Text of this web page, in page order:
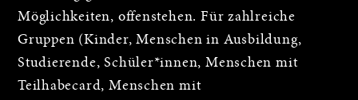
Möglichkeiten, offenstehen. Für zahlreiche
Gruppen (Kinder, Menschen in Ausbildung,
Studierende, Schüler*innen, Menschen mit
Teilhabecard, Menschen mit